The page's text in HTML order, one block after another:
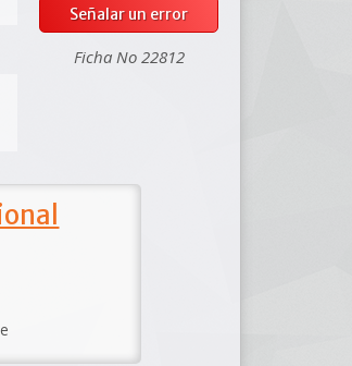
Señalar un error
Ficha No 22812